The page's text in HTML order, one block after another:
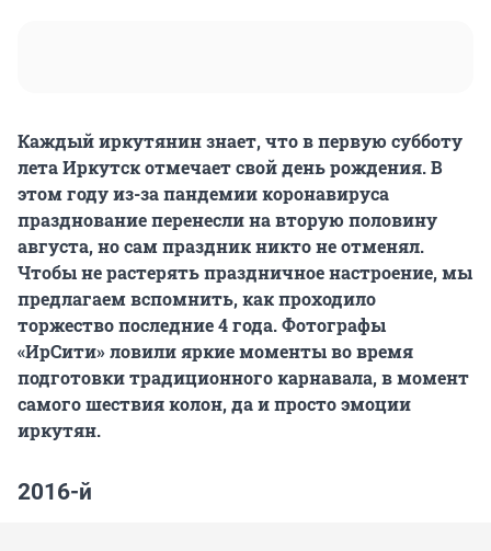
Каждый иркутянин знает, что в первую субботу
лета Иркутск отмечает свой день рождения. В
этом году из-за пандемии коронавируса
празднование перенесли на вторую половину
августа, но сам праздник никто не отменял.
Чтобы не растерять праздничное настроение, мы
предлагаем вспомнить, как проходило
торжество последние 4 года. Фотографы
«ИрСити» ловили яркие моменты во время
подготовки традиционного карнавала, в момент
самого шествия колон, да и просто эмоции
иркутян.
2016-й